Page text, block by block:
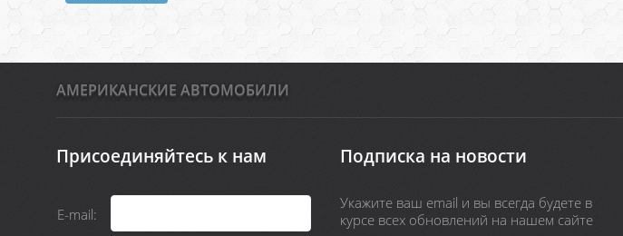
АМЕРИКАНСКИЕ АВТОМОБИЛИ
Присоединяйтесь к нам
E-mail:
Подписка на новости
Укажите ваш email и вы всегда будете в
курсе всех обновлений на нашем сайте